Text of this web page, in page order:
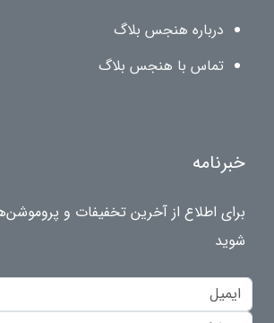
درباره هنجس بلاگ
تماس با هنجس بلاگ
خبرنامه
برای اطلاع از آخرین تخفیفات و
شوید